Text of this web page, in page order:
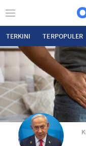
TERKINI TERPOPULER